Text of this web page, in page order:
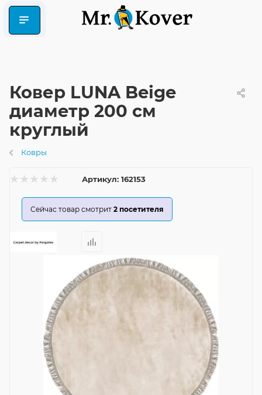
Ковер LUNA Beige
диаметр 200 см
круглый
Ковры
Артикул: 162153
Сейчас товар смотрит 2 посетителя